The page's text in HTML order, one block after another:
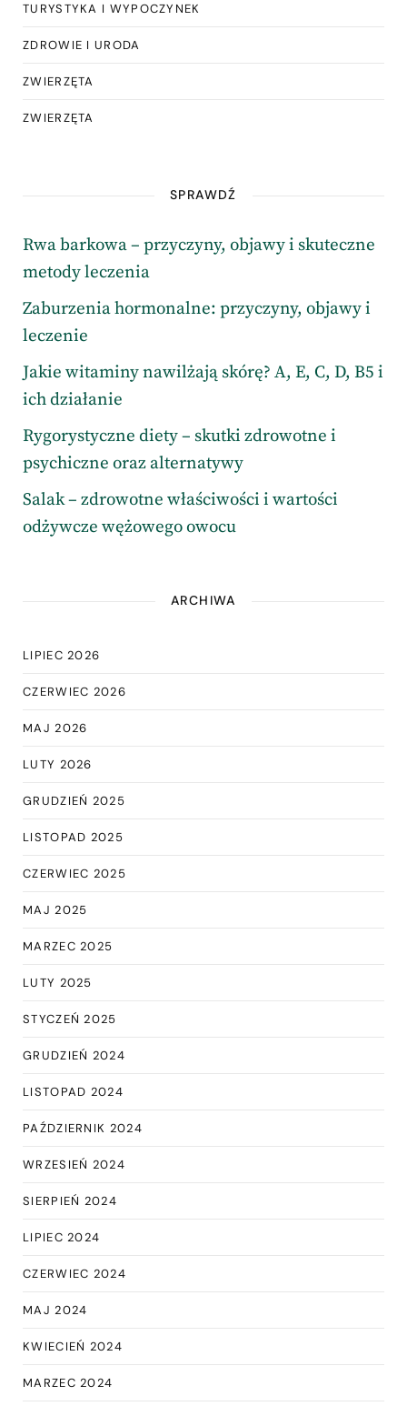
TURYSTYKA I WYPOCZYNEK
ZDROWIE I URODA
ZWIERZĘTA
ZWIERZĘTA
SPRAWDŹ
Rwa barkowa – przyczyny, objawy i skuteczne
metody leczenia
Zaburzenia hormonalne: przyczyny, objawy i
leczenie
Jakie witaminy nawilżają skórę? A, E, C, D, B5 i
ich działanie
Rygorystyczne diety – skutki zdrowotne i
psychiczne oraz alternatywy
Salak – zdrowotne właściwości i wartości
odżywcze wężowego owocu
ARCHIWA
LIPIEC 2026
CZERWIEC 2026
MAJ 2026
LUTY 2026
GRUDZIEŃ 2025
LISTOPAD 2025
CZERWIEC 2025
MAJ 2025
MARZEC 2025
LUTY 2025
STYCZEŃ 2025
GRUDZIEŃ 2024
LISTOPAD 2024
PAŹDZIERNIK 2024
WRZESIEŃ 2024
SIERPIEŃ 2024
LIPIEC 2024
CZERWIEC 2024
MAJ 2024
KWIECIEŃ 2024
MARZEC 2024